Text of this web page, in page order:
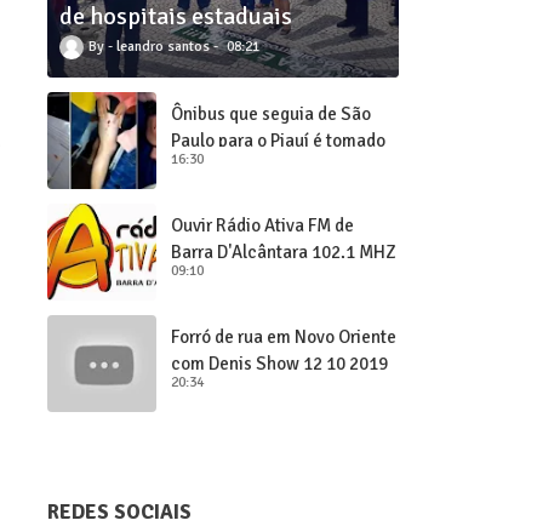
de hospitais estaduais
leandro santos 08:21
Ônibus que seguia de São
Paulo para o Piauí é tomado
de assalto
16:30
Ouvir Rádio Ativa FM de
Barra D'Alcântara 102,1 MHZ
09:10
Forró de rua em Novo Oriente
com Denis Show 12 10 2019
20:34
REDES SOCIAIS